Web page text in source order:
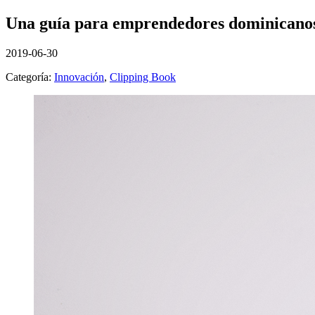
Una guía para emprendedores
2019-06-30
Categoría: Innovación, Clipping Book